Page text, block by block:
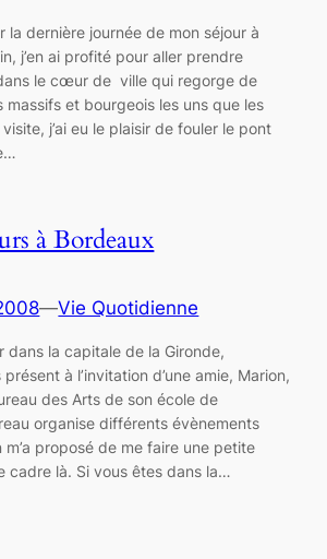
la dernière journée de mon séjour à
j’en ai profité pour aller prendre
le cœur de ville qui regorge de
massifs et bourgeois les uns que les
j’ai eu le plaisir de fouler le pont
à Bordeaux
—Vie Quotidienne
dans la capitale de la Gironde,
à l’invitation d’une amie, Marion,
des Arts de son école de
organise différents évènements
proposé de me faire une petite
cadre là. Si vous êtes dans la…